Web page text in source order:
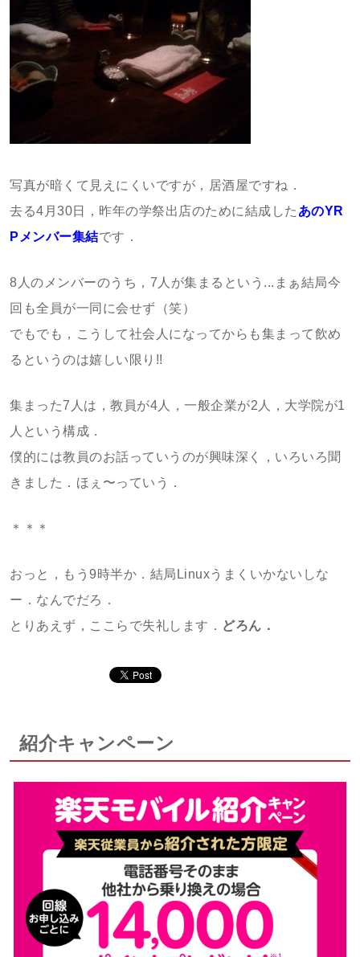
写真が暗くて見えにくいですが，居酒屋ですね．
去る4月30日，昨年の学祭出店のために結成した あのYR
Pメンバー集結です．
8人のメンバーのうち，7人が集まるという...まぁ結局今
回も全員が一同に会せず（笑）
でもでも，こうして社会人になってからも集まって飲め
るというのは嬉しい限り!!
集まった7人は，教員が4人，一般企業が2人，大学院が1
人という構成．
僕的には教員のお話っていうのが興味深く，いろいろ聞
きました．ほぇ〜っていう．
＊＊＊
おっと，もう9時半か．結局Linuxうまくいかないしな
ー．なんでだろ．
とりあえず，ここらで失礼します． どろん．
紹介キャンペーン